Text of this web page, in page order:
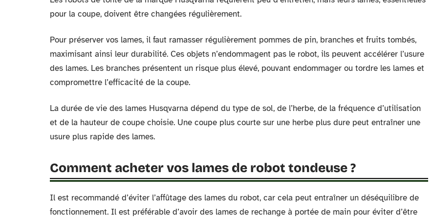
pour la coupe, doivent être changées régulièrement.
Pour préserver vos lames, il faut ramasser régulièrement pommes de pin, branches et fruits tombés,
maximisant ainsi leur durabilité. Ces objets n’endommagent pas le robot, ils peuvent accélérer l’usure
des lames. Les branches présentent un risque plus élevé, pouvant endommager ou tordre les lames et
compromettre l’efficacité de la coupe.
La durée de vie des lames Husqvarna dépend du type de sol, de l’herbe, de la fréquence d’utilisation
et de la hauteur de coupe choisie. Une coupe plus courte sur une herbe plus dure peut entraîner une
usure plus rapide des lames.
Comment acheter vos lames de robot tondeuse ?
Il est recommandé d’éviter l’affûtage des lames du robot, car cela peut entraîner un déséquilibre de
fonctionnement. Il est préférable d’avoir des lames de rechange à portée de main pour éviter d’être